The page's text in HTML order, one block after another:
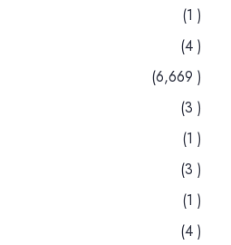
(1 )
(4 )
(6,669 )
(3 )
(1 )
(3 )
(1 )
(4 )